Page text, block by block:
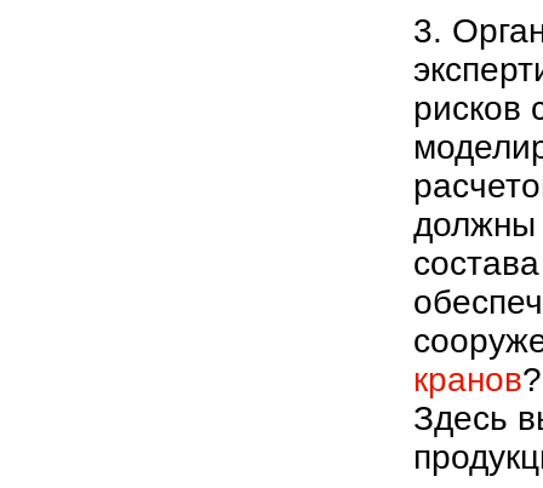
3.
рисков
должны
кранов
Здесь